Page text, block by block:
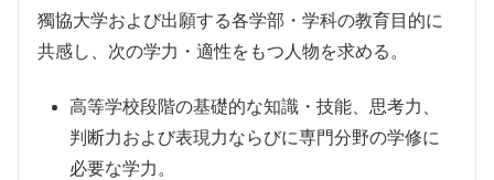
獨協大学および出願する各学部・学科の教育目的に
共感し、次の学力・適性をもつ人物を求める。
高等学校段階の基礎的な知識・技能、思考力、
判断力および表現力ならびに専門分野の学修に
必要な学力。